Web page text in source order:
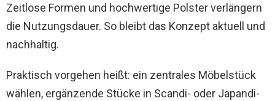
Zeitlose Formen und hochwertige Polster verlängern
die Nutzungsdauer. So bleibt das Konzept aktuell und
nachhaltig.
Praktisch vorgehen heißt: ein zentrales Möbelstück
wählen, ergänzende Stücke in Scandi- oder Japandi-